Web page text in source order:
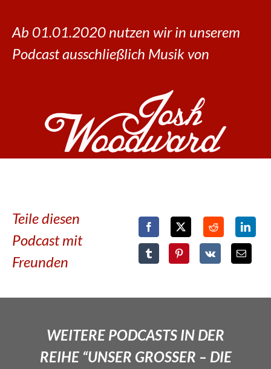
Ab 01.01.2020 nutzen wir in unserem
Podcast ausschließlich Musik von
Teile diesen
Podcast mit
Freunden
WEITERE PODCASTS IN DER
REIHE “UNSER GROSSER – DIE